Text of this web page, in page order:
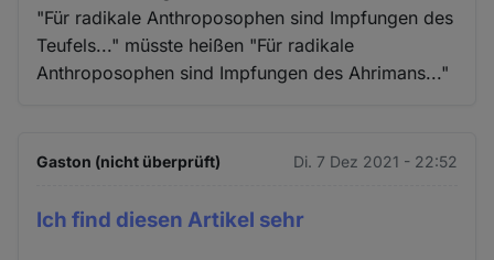
"Für radikale Anthroposophen sind Impfungen des
Teufels..." müsste heißen "Für radikale
Anthroposophen sind Impfungen des Ahrimans..."
Gaston (nicht überprüft) Di. 7 Dez 2021 - 22:52
Ich find diesen Artikel sehr